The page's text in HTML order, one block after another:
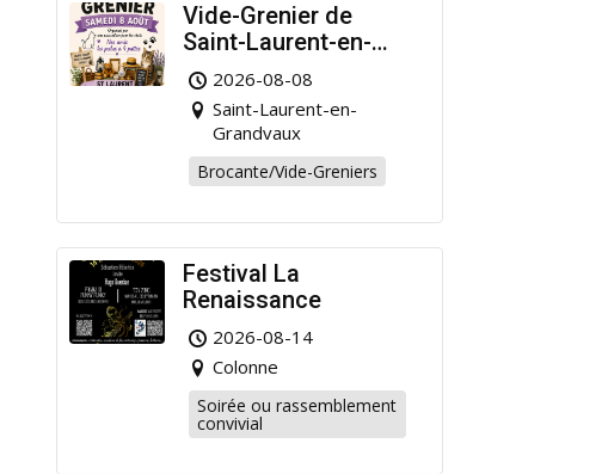
Vide-Grenier de
Saint-Laurent-en-
Grandvaux : Venez
chiner pour la bonne
cause !
2026-08-08
Saint-Laurent-en-
Grandvaux
Brocante/Vide-Greniers
Festival La
Renaissance
2026-08-14
Colonne
Soirée ou rassemblement
convivial